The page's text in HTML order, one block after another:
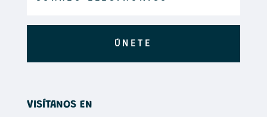
producto
ÚNETE
VISÍTANOS EN